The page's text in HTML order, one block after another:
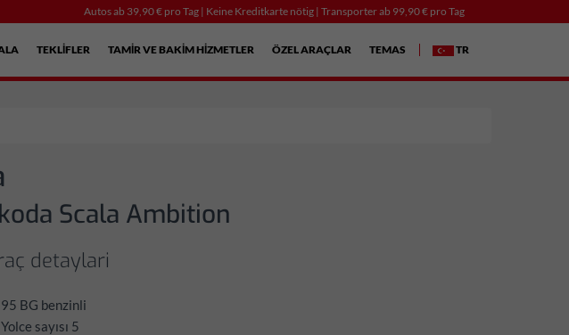
Autos ab 39,90 € pro Tag | Keine Kreditkarte nötig | Transporter ab 99,90 € pro Tag
TEKLIFLER TAMIR VE BAKIM HIZMETLER ÖZEL ARAÇLAR TEMAS TR
Scala Ambition
detaylari
95 BG benzinli
Yolce sayısı 5